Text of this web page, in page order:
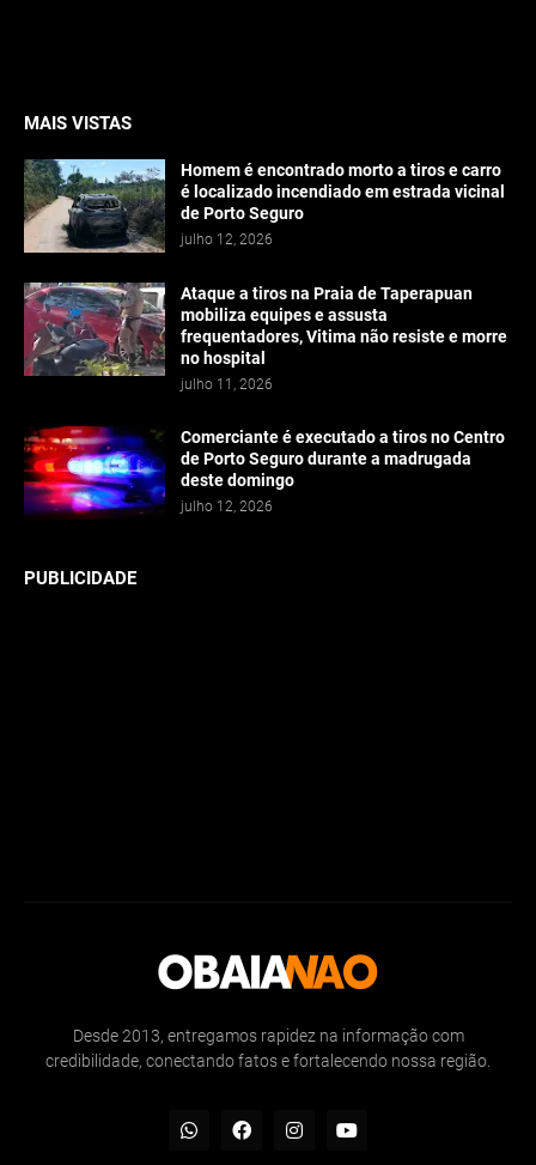
MAIS VISTAS
Homem é encontrado morto a tiros e carro
é localizado incendiado em estrada vicinal
de Porto Seguro
julho 12, 2026
Ataque a tiros na Praia de Taperapuan
mobiliza equipes e assusta
frequentadores, Vitima não resiste e morre
no hospital
julho 11, 2026
Comerciante é executado a tiros no Centro
de Porto Seguro durante a madrugada
deste domingo
julho 12, 2026
PUBLICIDADE
Desde 2013, entregamos rapidez na informação com
credibilidade, conectando fatos e fortalecendo nossa região.